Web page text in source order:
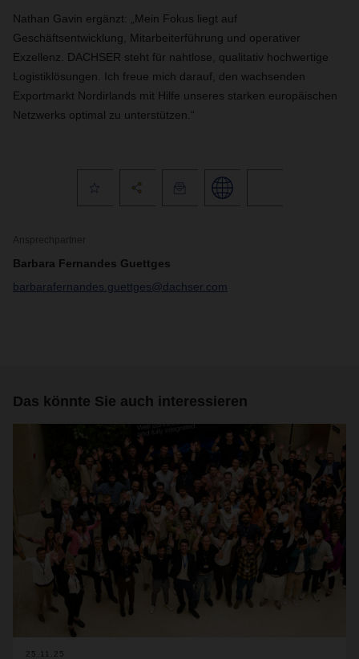
Nathan Gavin ergänzt: „Mein Fokus liegt auf
Geschäftsentwicklung, Mitarbeiterführung und operativer
Exzellenz. DACHSER steht für nahtlose, qualitativ hochwertige
Logistiklösungen. Ich freue mich darauf, den wachsenden
Exportmarkt Nordirlands mit Hilfe unseres starken europäischen
Netzwerks optimal zu unterstützen.“
Ansprechpartner
Barbara Fernandes Guettges
barbarafernandes.guettges@dachser.com
Das könnte Sie auch interessieren
25.11.25